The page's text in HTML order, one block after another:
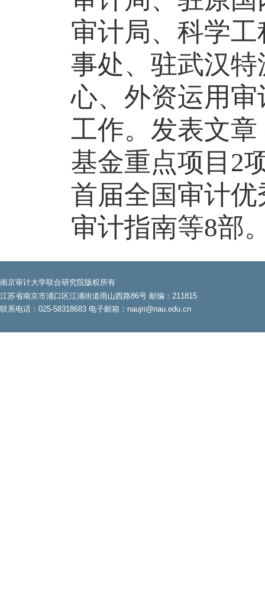
审计局、科学
事处、驻武汉
心、外资运用
工作。发表文
基金重点项目2
首届全国审计
审计指南等8部
南京审计大学联合研究院版权所有
江苏省南京市浦口区江浦街道雨山西路86号 邮编：211815
联系电话：025-58318683 电子邮箱：naujri@nau.edu.cn